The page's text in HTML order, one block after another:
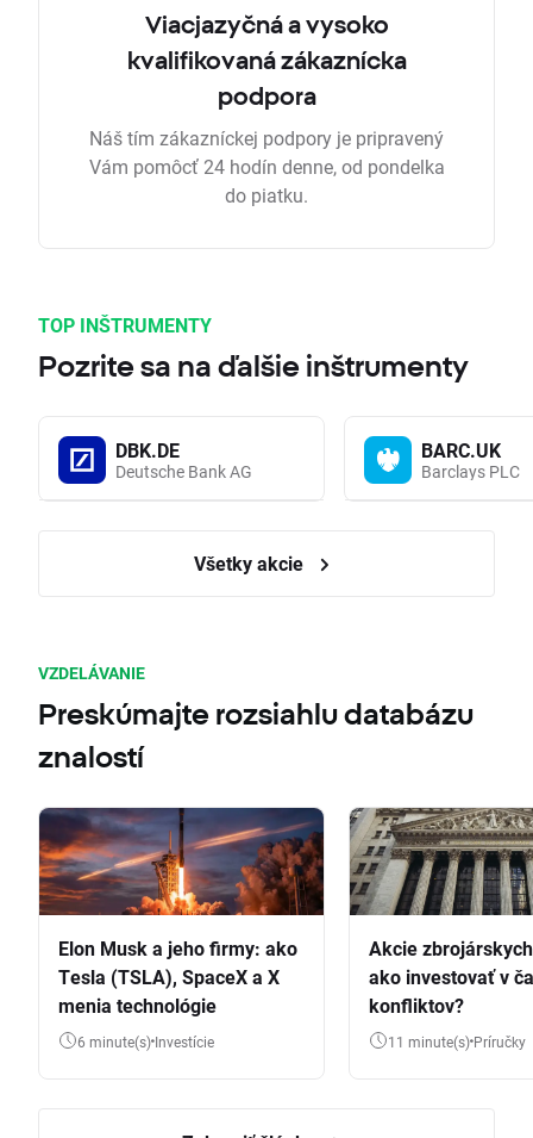
Viacjazyčná a vysoko
kvalifikovaná zákaznícka
podpora
Náš tím zákazníckej podpory je pripravený
Vám pomôcť 24 hodín denne, od pondelka
do piatku.
TOP INŠTRUMENTY
Pozrite sa na ďalšie inštrumenty
DBK.DE
Deutsche Bank AG
BARC.UK
Barclays PLC
Všetky akcie
VZDELÁVANIE
Preskúmajte rozsiahlu databázu
znalostí
Elon Musk a jeho firmy: ako
Tesla (TSLA), SpaceX a X
menia technológie
6 minute(s) Investície
Akcie
ako investovať v
konfliktov?
11 minute(s) Príručky